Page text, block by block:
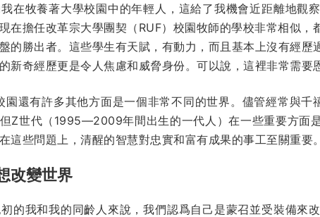
在牧養著大學校園中的年輕人，這給了我機會近距離地觀
在擔任改革宗大學團契（RUF）校園牧師的學校非常相似
的勝出者。這些學生有天賦，有動力，而且基本上沒有經
新奇經歷更是令人焦慮和威脅身份。可以說，這裡非常需要
園還有許多其他方面是一個非常不同的世界。儘管經常與
Z世代（1995—2009年間出生的一代人）在一些重要方面
這些問題上，清醒的智慧對忠實和富有成果的事工至關重要。
改變世界
的我和我的同齡人來說，我們認爲自己是蒙召並受裝備來